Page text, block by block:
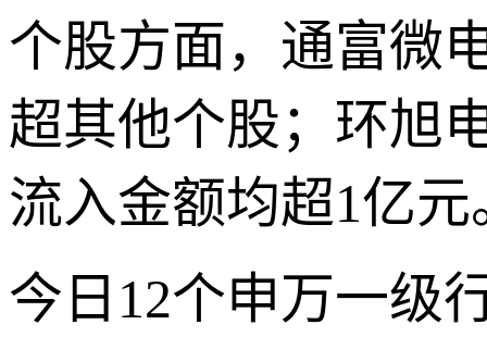
个股方面，通富微
超其他个股；环旭
流入金额均超1亿元
今日12个申万一级